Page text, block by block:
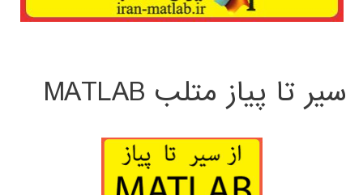
سیر تا پیاز متلب MATLAB